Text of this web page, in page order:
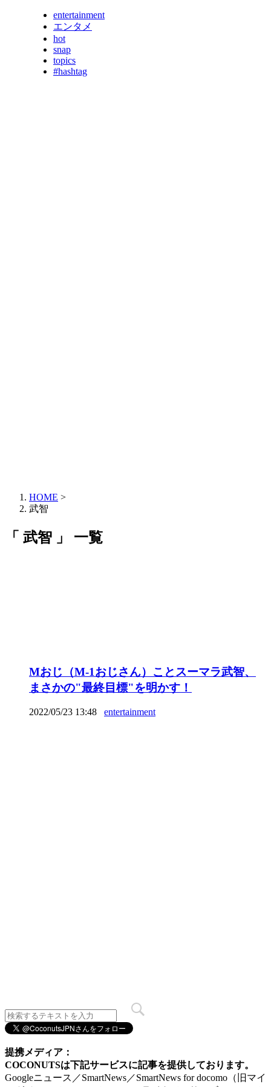
entertainment
エンタメ
hot
snap
topics
#hashtag
HOME >
武智
「 武智 」 一覧
Mおじ（M-1おじさん）ことスーマラ武智、
まさかの"最終目標"を明かす！
2022/05/23 13:48 entertainment
提携メディア：
COCONUTSは下記サービスに記事を提供しております。
Googleニュース／SmartNews／SmartNews for docomo（旧マイ